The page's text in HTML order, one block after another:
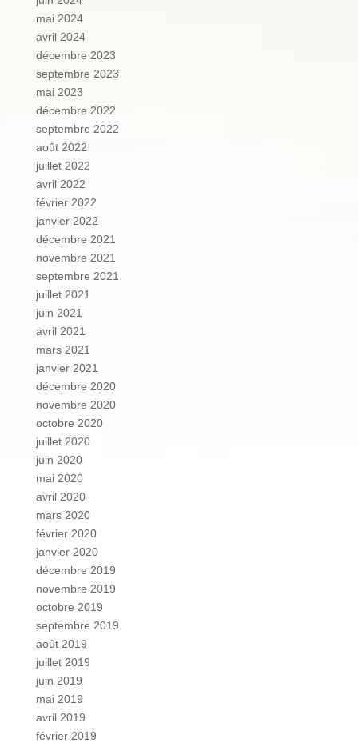
mai 2024
avril 2024
décembre 2023
septembre 2023
mai 2023
décembre 2022
septembre 2022
août 2022
juillet 2022
avril 2022
février 2022
janvier 2022
décembre 2021
novembre 2021
septembre 2021
juillet 2021
juin 2021
avril 2021
mars 2021
janvier 2021
décembre 2020
novembre 2020
octobre 2020
juillet 2020
juin 2020
mai 2020
avril 2020
mars 2020
février 2020
janvier 2020
décembre 2019
novembre 2019
octobre 2019
septembre 2019
août 2019
juillet 2019
juin 2019
mai 2019
avril 2019
février 2019